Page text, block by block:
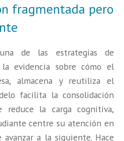
fragmentada pero
de las estrategias de
la evidencia sobre cómo el
almacena y reutiliza el
facilita la consolidación
reduce la carga cognitiva,
centre su atención en
a la siguiente. Hace